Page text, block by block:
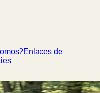
Enlaces de